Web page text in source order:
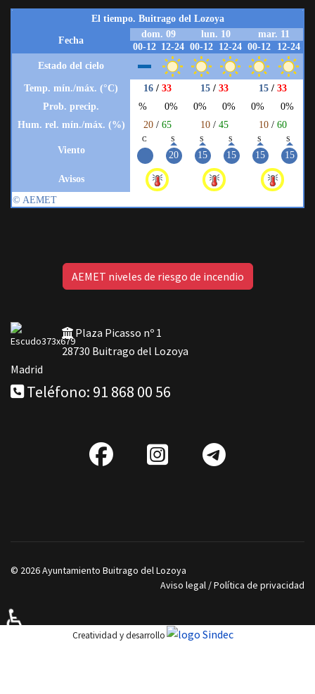
AEMET niveles de riesgo de incendio
Plaza Picasso nº 1
28730 Buitrago del Lozoya
Madrid
Teléfono: 91 868 00 56
fab
IG
© 2026 Ayuntamiento Buitrago del Lozoya
Aviso legal /Política de privacidad
Creatividad y desarrollo